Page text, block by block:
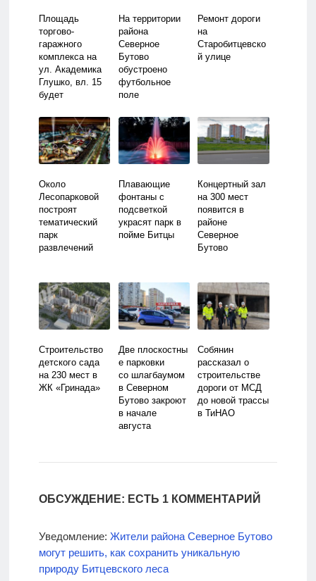
Площадь
торгово-
гаражного
комплекса на
ул. Академика
Глушко, вл. 15
будет
На территории
района
Северное
Бутово
обустроено
футбольное
поле
Ремонт дороги
на
Старобитцевско
й улице
Около
Лесопарковой
построят
тематический
парк
развлечений
Плавающие
фонтаны с
подсветкой
украсят парк в
пойме Битцы
Концертный зал
на 300 мест
появится в
районе
Северное
Бутово
Строительство
детского сада
на 230 мест в
ЖК «Гринада»
Две плоскостны
е парковки
со шлагбаумом
в Северном
Бутово закроют
в начале
августа
этом сообщает
Собянин
рассказал о
строительстве
дороги от МСД
до новой трассы
в ТиНАО
ОБСУЖДЕНИЕ: ЕСТЬ 1 КОММЕНТАРИЙ
Уведомление: Жители района Северное Бутово
могут решить, как сохранить уникальную
природу Битцевского леса